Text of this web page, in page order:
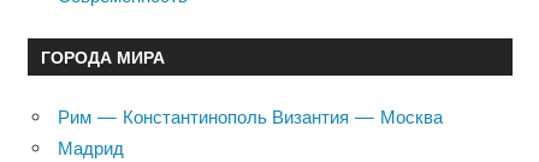
ГОРОДА МИРА
Рим — Константинополь Византия — Москва
Мадрид